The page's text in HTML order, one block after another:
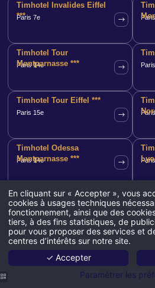
Timhotel Invalides Eiffel
***
Paris 7e
Timhotel Tour
Montparnasse ***
Paris 14e
Timhotel Tour Eiffel ***
Paris 15e
Timhotel Odessa
Montparnasse ***
Paris 14e
Timhotel Nation ***
Paris 20e
de
En cliquant sur « Accepter », vous
cookies à usages techniques
fonctionnement, ainsi que des
tiers, à des fins statistiques, de
pour vous proposer des services et
centres d’intérêts sur notre site.
✓ Accepter
Paramétrer les